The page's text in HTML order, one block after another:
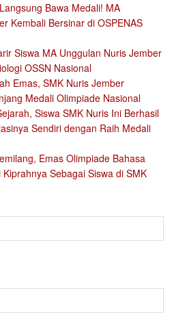
Bawa Medali! MA
Kembali Bersinar di OSPENAS
Siswa MA Unggulan Nuris Jember
OSSN Nasional
Emas, SMK Nuris Jember
Medali Olimpiade Nasional
Siswa SMK Nuris Ini Berhasil
Sendiri dengan Raih Medali
Emas Olimpiade Bahasa
Sebagai Siswa di SMK